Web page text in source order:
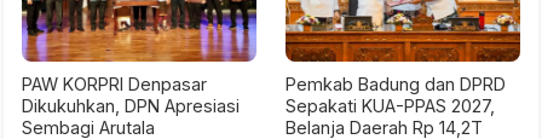
PAW KORPRI Denpasar
Dikukuhkan, DPN Apresiasi
Sembagi Arutala
Pemkab Badung dan DPRD
Sepakati KUA-PPAS 2027,
Belanja Daerah Rp 14,2T